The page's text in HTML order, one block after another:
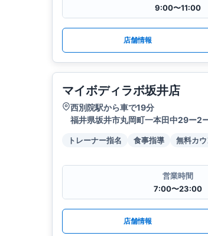
9:00〜11:00
店舗情報
マイボディラボ坂井店
西別院駅から車で19分
福井県坂井市丸岡町一本田中29ー2
トレーナー指名 食事指導 無料カ
営業時間
7:00〜23:00
店舗情報